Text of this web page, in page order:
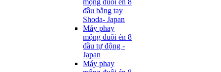
mộng đuôi én 8
đầu bằng tay
Shoda- Japan
Máy phay
mộng đuôi én 8
đầu tự động -
Japan
Máy phay